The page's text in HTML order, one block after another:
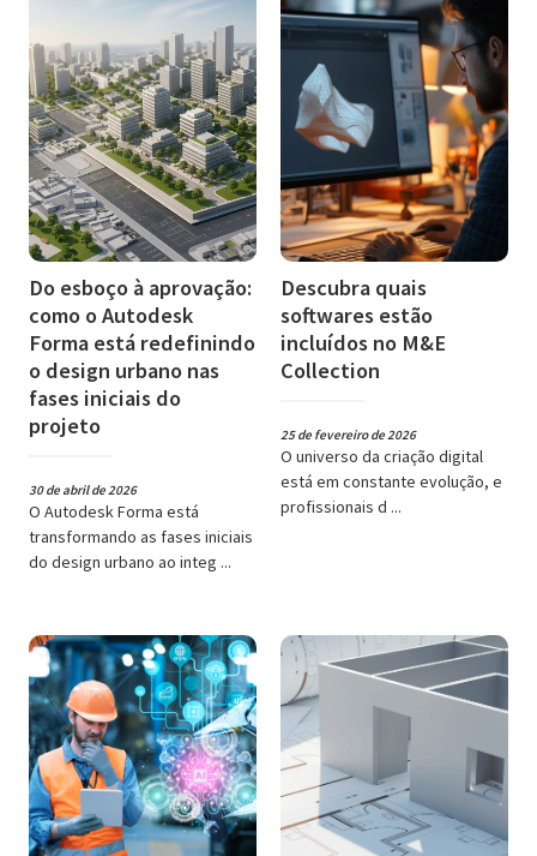
Do esboço à aprovação:
como o Autodesk
Forma está redefinindo
o design urbano nas
fases iniciais do
projeto
30 de abril de 2026
O Autodesk Forma está
transformando as fases iniciais
do design urbano ao integ ...
Descubra quais
softwares estão
incluídos no M&E
Collection
25 de fevereiro de 2026
O universo da criação digital
está em constante evolução, e
profissionais d ...